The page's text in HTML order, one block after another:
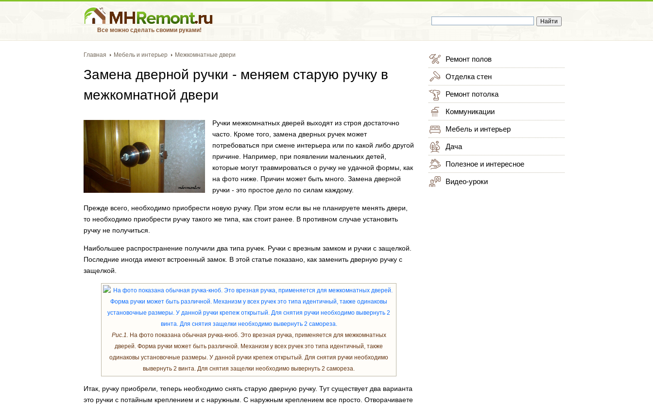
Все можно сделать своими руками!
Главная Мебель и интерьер Межкомнатные двери
Замена дверной ручки - меняем старую ручку в
межкомнатной двери
Ручки межкомнатных дверей выходят из строя достаточно
часто. Кроме того, замена дверных ручек может
потребоваться при смене интерьера или по какой либо другой
причине. Например, при появлении маленьких детей,
которые могут травмироваться о ручку не удачной формы, как
на фото ниже. Причин может быть много. Замена дверной
ручки - это простое дело по силам каждому.
Прежде всего, необходимо приобрести новую ручку. При этом если вы не планируете менять двери,
то необходимо приобрести ручку такого же типа, как стоит ранее. В противном случае установить
ручку не получиться.
Наибольшее распространение получили два типа ручек. Ручки с врезным замком и ручки с защелкой.
Последние иногда имеют встроенный замок. В этой статье показано, как заменить дверную ручку с
защелкой.
Рис.1. На фото показана обычная ручка-кноб. Это врезная ручка, применяется для межкомнатных
дверей. Форма ручки может быть различной. Механизм у всех ручек это типа идентичный, также
одинаковы установочные размеры. У данной ручки крепеж открытый. Для снятия ручки необходимо
вывернуть 2 винта. Для снятия защелки необходимо вывернуть 2 самореза.
Итак, ручку приобрели, теперь необходимо снять старую дверную ручку. Тут существует два варианта
это ручки с потайным креплением и с наружным. С наружным креплением все просто. Отворачиваете
Ремонт полов
Отделка стен
Ремонт потолка
Коммуникации
Мебель и интерьер
Дача
Полезное и интересное
Видео-уроки